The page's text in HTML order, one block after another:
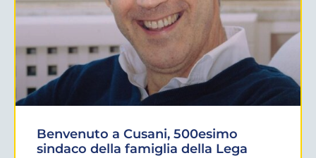
Benvenuto a Cusani, 500esimo
sindaco della famiglia della Lega